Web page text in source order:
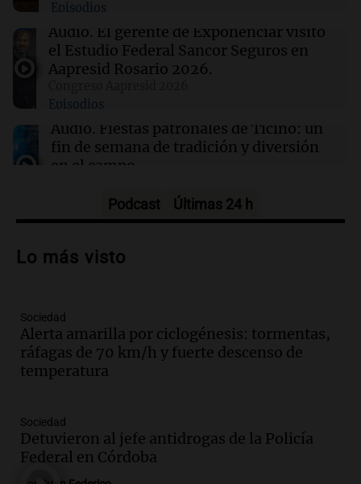
21:46 Boca Juniors
Ascacíbar se emocionó tras hacer un gol ante
Estudiantes: "Tuve muchas sensaciones"
Episodios
Audio. El gerente de Exponenciar visitó
el Estudio Federal Sancor Seguros en
Aapresid Rosario 2026.
Episodios
Audio. Fiestas patronales de Ticino: un
fin de semana de tradición y diversión
en el campo
Audio.Preparativos para la feria en La
de apertura
Audio.
lluvias, senadores manifiestan
oposición a ley de tierras
Panorama Federal
Audio.
centro de esquí Penitentes Park tras
siete años de cierre por falta de nieve
Podcast Últimas 24 h
Lo más visto
Sociedad
Alerta amarilla por ciclogénesis: tormentas,
ráfagas de 70 km/h y fuerte descenso de
temperatura
Sociedad
Detuvieron al jefe antidrogas de la Policía
Federal en Córdoba